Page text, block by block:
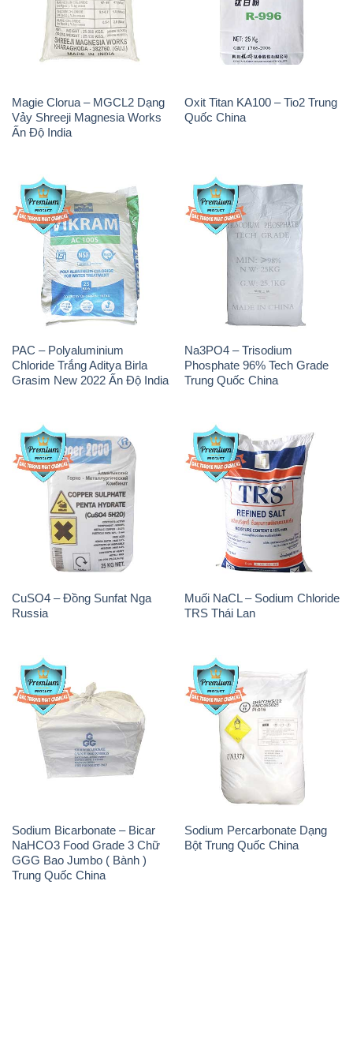
Magie Clorua – MGCL2 Dạng
Vảy Shreeji Magnesia Works
Ấn Độ India
Oxit Titan KA100 – Tio2 Trung
Quốc China
PAC – Polyaluminium
Chloride Trắng Aditya Birla
Grasim New 2022 Ấn Độ India
Na3PO4 – Trisodium
Phosphate 96% Tech Grade
Trung Quốc China
CuSO4 – Đồng Sunfat Nga
Russia
Muối NaCL – Sodium Chloride
TRS Thái Lan
Sodium Bicarbonate – Bicar
NaHCO3 Food Grade 3 Chữ
GGG Bao Jumbo ( Bành )
Trung Quốc China
Sodium Percarbonate Dạng
Bột Trung Quốc China